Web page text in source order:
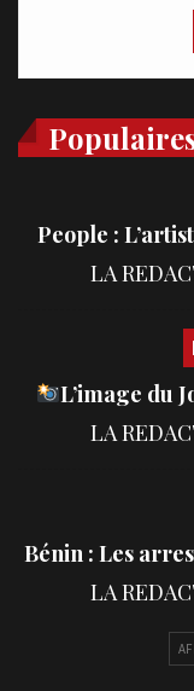
People :
L’image du
Bénin : Les